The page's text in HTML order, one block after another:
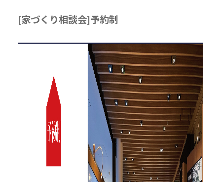
[家づくり相談会]予約制